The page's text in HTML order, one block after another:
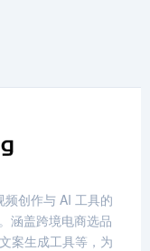
创作与 AI 工具的
涵盖跨境电商选品
案生成工具等，为